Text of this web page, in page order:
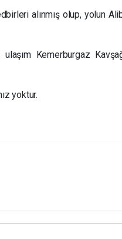
alınmış olup, yolun
Kemerburgaz
yoktur.